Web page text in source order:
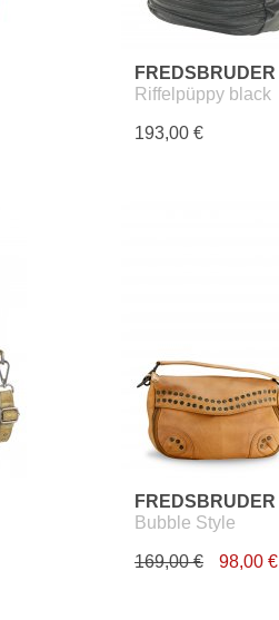
FREDSBRUDER
Riffelpüppy black
193,00 €
FREDSBRUDER
Bubble Style
169,00 € 98,00 €